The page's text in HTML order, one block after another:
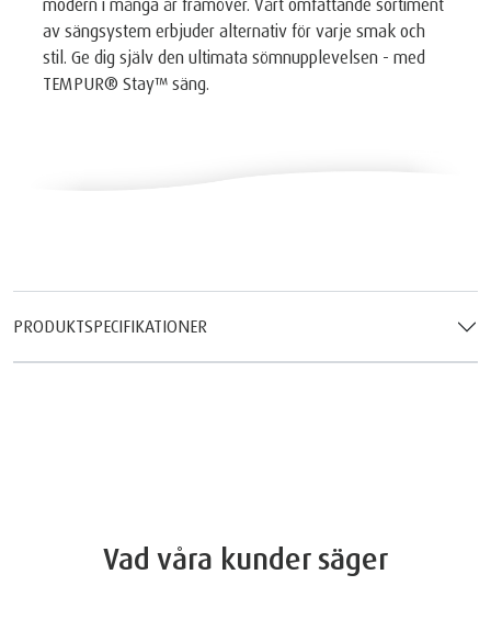
modern i många år framöver. Vårt omfattande sortiment
av sängsystem erbjuder alternativ för varje smak och
stil. Ge dig själv den ultimata sömnupplevelsen - med
TEMPUR® Stay™ säng.
PRODUKTSPECIFIKATIONER
Vad våra kunder säger